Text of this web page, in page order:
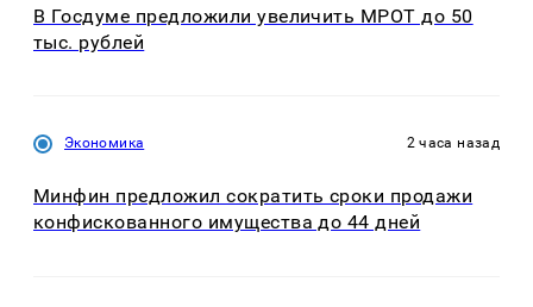
В Госдуме предложили увеличить МРОТ до 50
тыс. рублей
Экономика 2 часа назад
Минфин предложил сократить сроки продажи
конфискованного имущества до 44 дней